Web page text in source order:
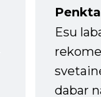
Esu
dabar